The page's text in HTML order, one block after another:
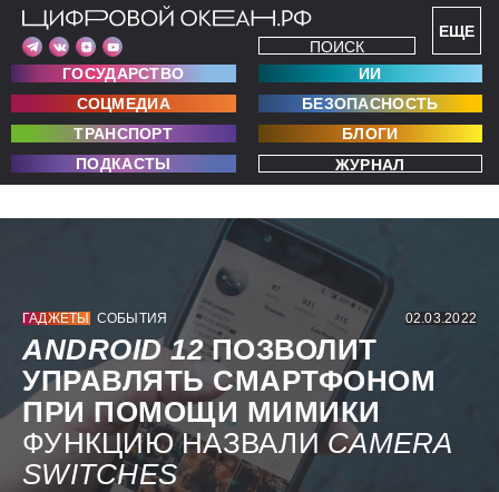
ЕЩЕ
ПОИСК
ГОСУДАРСТВО
ИИ
СОЦМЕДИА
БЕЗОПАСНОСТЬ
ТРАНСПОРТ
БЛОГИ
ПОДКАСТЫ
ЖУРНАЛ
ГАДЖЕТЫ СОБЫТИЯ 02.03.2022
ANDROID 12ПОЗВОЛИТ
УПРАВЛЯТЬ СМАРТФОНОМ
ПРИ ПОМОЩИ МИМИКИ
ФУНКЦИЮ НАЗВАЛИ CAMERA
SWITCHES